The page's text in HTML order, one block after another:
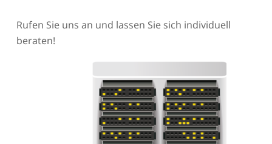
Rufen Sie uns an und lassen Sie sich individuell
beraten!